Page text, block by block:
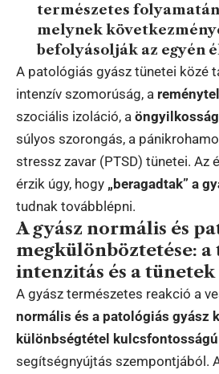
természetes
melynek
befolyásolják az egyén
A patológiás gyász tünetei közé
intenzív szomorúság, a
szociális izoláció, a
súlyos szorongás, a
stressz zavar (PTSD) tünetei. Az
érzik úgy, hogy „beragadtak” a
tudnak továbblépni.
A gyász normális és
megkülönböztetése: a
intenzitás és a tünetek
A gyász természetes reakció a
normális és a patológiás gyász
különbségtétel kulcsfontosságú
segítségnyújtás szempontjából.